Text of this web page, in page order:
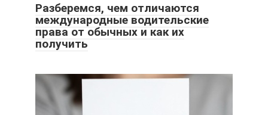
Разберемся, чем отличаются
международные водительские
права от обычных и как их
получить